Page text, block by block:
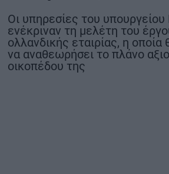
ΕΠΙΚΟΙΝΩΝΙΑ
ΤΑΥΤΟΤΗΤΑ
Οι υπηρεσίες του υπουργείου
ενέκριναν τη μελέτη του
ολλανδικής εταιρίας, η
να αναθεωρήσει το πλάνο
οικοπέδου της